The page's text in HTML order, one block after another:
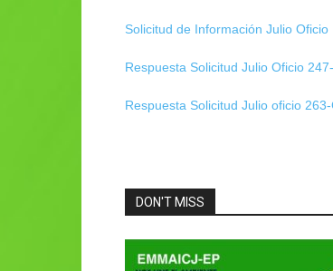
Solicitud de Información Julio
Respuesta Solicitud Julio Oficio
Respuesta Solicitud Julio oficio
DON'T MISS